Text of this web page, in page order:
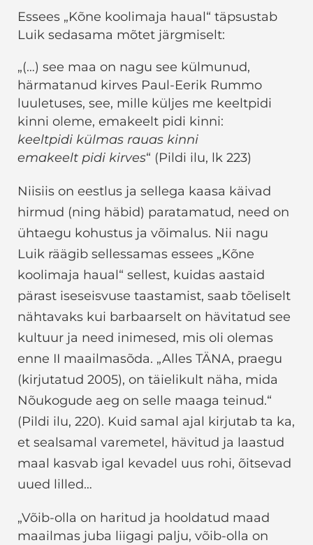
Essees „Kõne koolimaja haual“ täpsustab
Luik sedasama mõtet järgmiselt:
„(…) see maa on nagu see külmunud,
härmatanud kirves Paul-Eerik Rummo
luuletuses, see, mille küljes me keeltpidi
kinni oleme, emakeelt pidi kinni:
keeltpidi külmas rauas kinni
emakeelt pidi kirves“ (Pildi ilu, lk 223)
Niisiis on eestlus ja sellega kaasa käivad
hirmud (ning häbid) paratamatud, need on
ühtaegu kohustus ja võimalus. Nii nagu
Luik räägib sellessamas essees „Kõne
koolimaja haual“ sellest, kuidas aastaid
pärast iseseisvuse taastamist, saab tõeliselt
nähtavaks kui barbaarselt on hävitatud see
kultuur ja need inimesed, mis oli olemas
enne II maailmasõda. „Alles TÄNA, praegu
(kirjutatud 2005), on täielikult näha, mida
Nõukogude aeg on selle maaga teinud.“
(Pildi ilu, 220). Kuid samal ajal kirjutab ta ka,
et sealsamal varemetel, hävitud ja laastud
maal kasvab igal kevadel uus rohi, õitsevad
uued lilled…
„Võib-olla on haritud ja hooldatud maad
maailmas juba liigagi palju, võib-olla on